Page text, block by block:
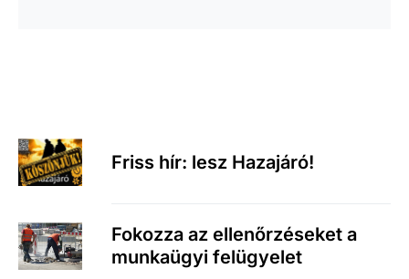
Friss hír: lesz Hazajáró!
Fokozza az ellenőrzéseket a
munkaügyi felügyelet